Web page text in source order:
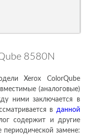
8580N
Xerox ColorQube
(аналоговые)
ними заключается в
в данной
содержит и другие
замене: